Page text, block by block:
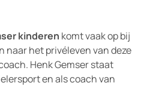
kinderen komt vaak op bij
naar het privéleven van deze
Henk Gemser staat
en als coach van